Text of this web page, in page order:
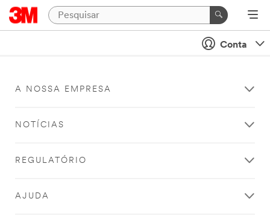
Conta
A NOSSA EMPRESA
NOTÍCIAS
REGULATÓRIO
AJUDA